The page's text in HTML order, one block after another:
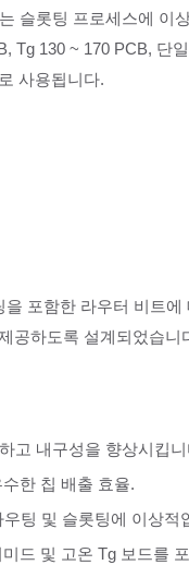
다이아몬드 컷 라우터 비트
슬롯팅 프로세스에 이
Tg 130 ~ 170 PCB, 단
사용됩니다.
을 포함한 라우터 비트
공하도록 설계되었습니
고 내구성을 향상시킵니
한 칩 배출 효율.
팅 및 슬롯팅에 이상적
드 및 고온 Tg 보드를